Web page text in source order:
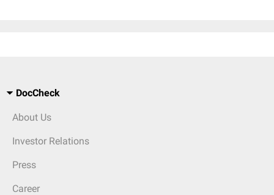
DocCheck
About Us
Investor Relations
Press
Career